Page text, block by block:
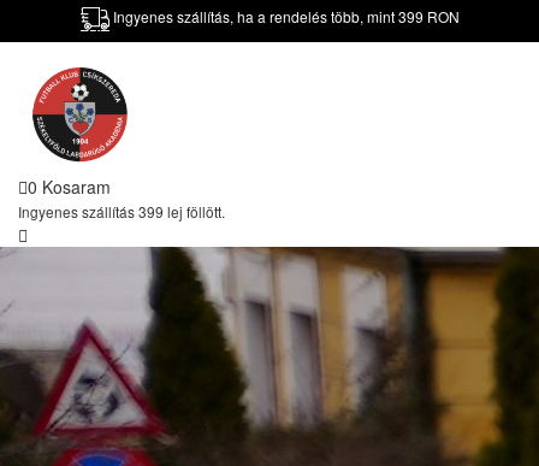
Ingyenes szállítás, ha a rendelés több, mint 399 RON
0 Kosaram
Ingyenes szállítás 399 lej föllött.